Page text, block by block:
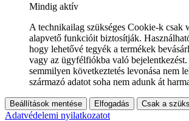
Mindig aktív
A technikailag szükséges Cookie-k csak
alapvető funkcióit biztosítják.
hogy lehetővé tegyék a termékek
vagy az ügyfélfiókba való
semmilyen következtetés levonása nem
származó adatot soha nem adunk át
Beállítások mentése Elfogadás Csak a
Adatvédelemi nyilatkozatot